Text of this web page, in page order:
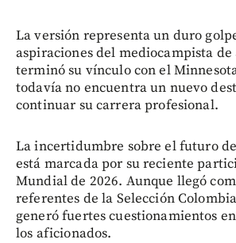
La versión representa un duro
aspiraciones del mediocampista de
terminó su vínculo con el
todavía no encuentra un nuevo
continuar su carrera profesional.
La incertidumbre sobre el futuro
está marcada por su reciente
Mundial de 2026. Aunque llegó
referentes de la Selección
generó fuertes cuestionamientos
los aficionados.